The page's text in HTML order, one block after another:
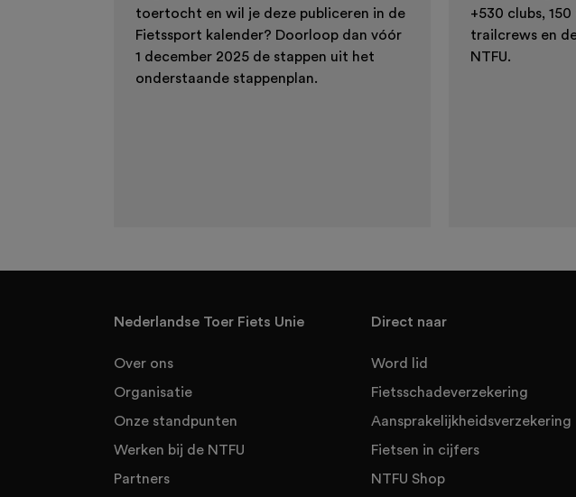
toertocht en wil je deze publiceren in de
Fietssport kalender? Doorloop dan vóór
1 december 2025 de stappen uit het
onderstaande stappenplan.
+530 clubs,
trailcrews en
NTFU.
Nederlandse Toer Fiets Unie
Over ons
Organisatie
Onze standpunten
Werken bij de NTFU
Partners
Direct naar
Word lid
Fietsschadeverzekering
Aansprakelijkheidsverzekering
Fietsen in cijfers
NTFU Shop